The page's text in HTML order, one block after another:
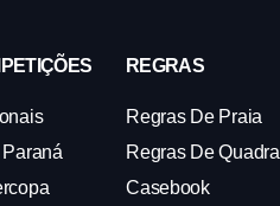
Paraná
REGRAS
Regras De Praia
Regras De Quadra
Casebook